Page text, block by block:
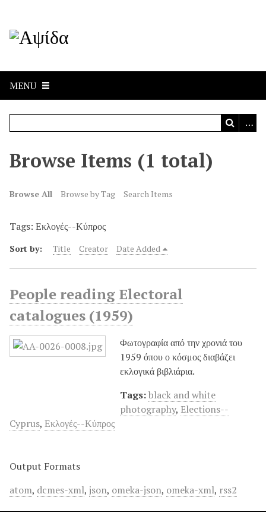
MENU
Browse Items (1 total)
Browse All Browse by Tag Search Items
Tags: Εκλογές--Κύπρος
Sort by: Title Creator Date Added
People reading Electoral
catalogues (1959)
Φωτογραφία από την χρονιά του
1959 όπου ο κόσμος διαβάζει
εκλογικά βιβλιάρια.
Tags:black and white
photography, Elections--
Cyprus, Εκλογές--Κύπρος
Output Formats
atom, dcmes-xml, json, omeka-json, omeka-xml, rss2